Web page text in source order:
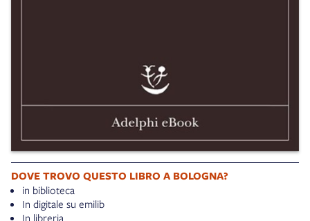
DOVE TROVO QUESTO LIBRO A BOLOGNA?
in biblioteca
In digitale su emilib
In libreria